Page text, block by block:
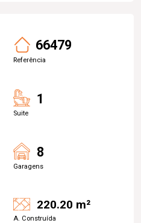
66479
Referência
1
Suite
8
Garagens
220.20 m²
A. Construída